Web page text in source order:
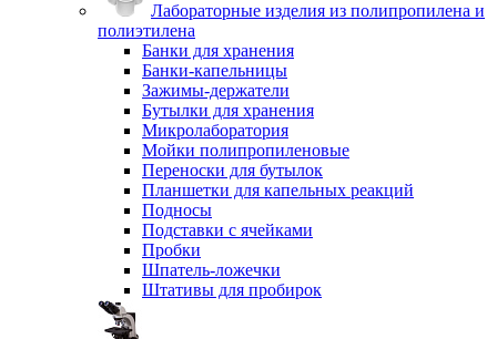
Лабораторные изделия из полипропилена и
полиэтилена
Банки для хранения
Банки-капельницы
Зажимы-держатели
Бутылки для хранения
Микролаборатория
Мойки полипропиленовые
Переноски для бутылок
Планшетки для капельных реакций
Подносы
Подставки с ячейками
Пробки
Шпатель-ложечки
Штативы для пробирок